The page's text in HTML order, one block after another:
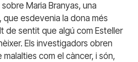
Maria Branyas, una
que esdevenia la dona més
de sentit que algú com Esteller
Els investigadors obren
com el càncer, i són,